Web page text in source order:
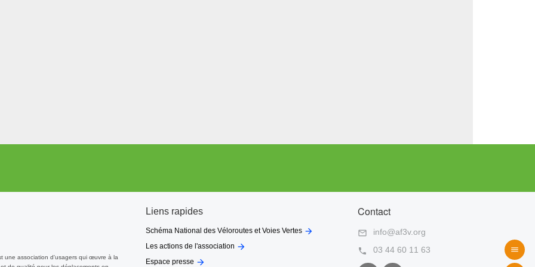
Lezons jusqu'à Bizanos, franchir à nouveau le gave pour rejoindre Pau ou Aressy. Le circuit n°5 s'étend sur 15,6 km.
2014, ont abîmé par endroit cette Voie Verte, surtout en rive droite. La rive gauche reste quand même praticable : soyez
de Nay (qui a englobé la Communauté de Communes des Gaves et Côteaux), d'améliorer cette belle promenade en

une association d'usagers qui œuvre à la
Liens rapides
Schéma National des Véloroutes et Voies Vertes 
Les actions de l'association 
Espace presse 
Contact

info@af3v.org

03 44 60 11 63